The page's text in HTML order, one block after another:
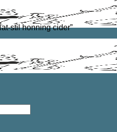
stil honning cider”